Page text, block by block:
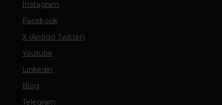
Instagram
Facebook
X (Antigo Twitter)
Youtube
Linkedin
Blog
Telegram